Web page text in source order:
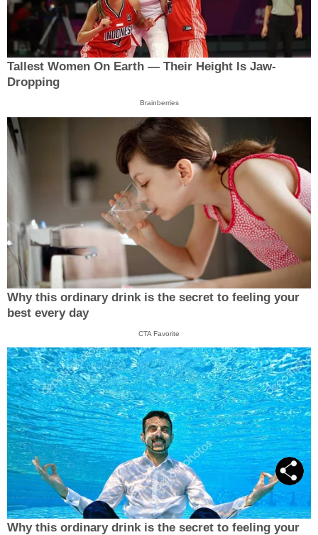
Tallest Women On Earth — Their Height Is Jaw-
Dropping
Brainberries
Why this ordinary drink is the secret to feeling your
best every day
CTA Favorite
Why this ordinary drink is the secret to feeling your